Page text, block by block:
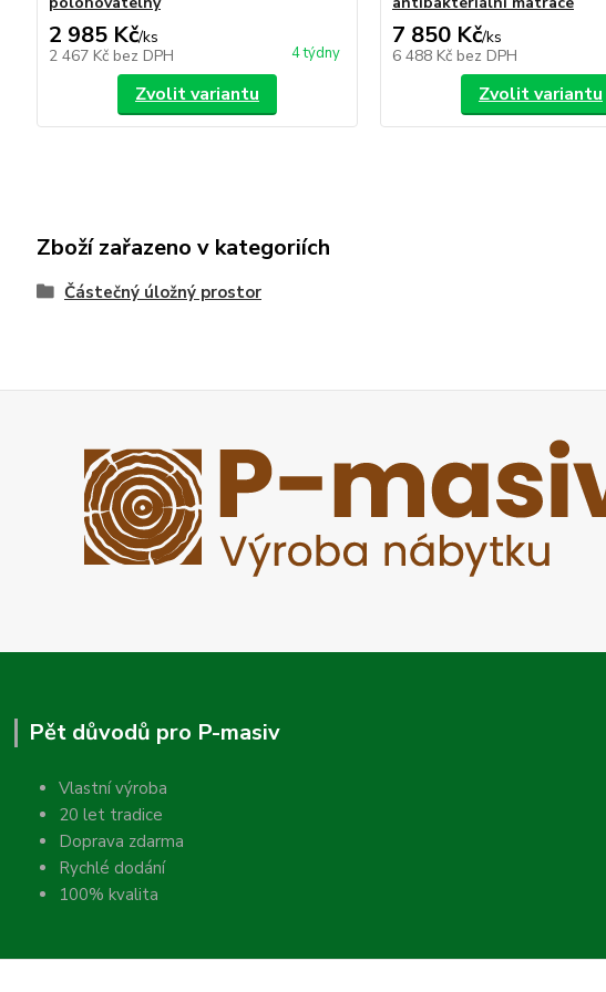
2 985 Kč/ks
2 467 Kč bez DPH 4 týdny
Zvolit variantu
7 850 Kč/ks
6 488 Kč bez DPH
Zvolit variantu
Zboží zařazeno v kategoriích
Částečný úložný prostor
Pět důvodů pro P-masiv
Vlastní výroba
20 let tradice
Doprava zdarma
Rychlé dodání
100% kvalita